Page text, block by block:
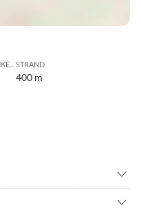
EINKAUFSMÖGLICHKEIT STRAND
400 m